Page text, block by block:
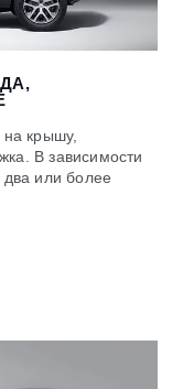
крышу,
В зависимости
или более